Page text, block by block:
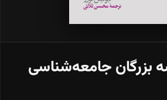
بزرگان جامعه‌شناسی